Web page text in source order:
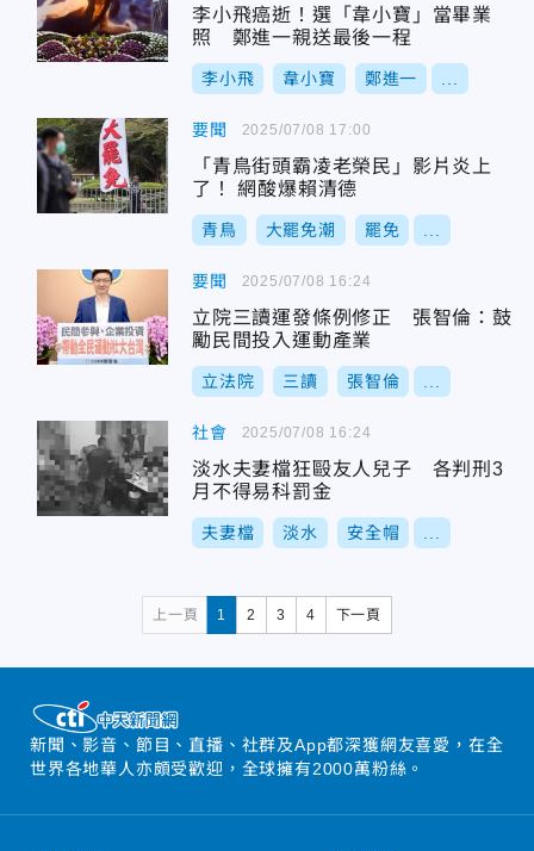
李小飛癌逝！選「韋小寶」當畢業
照 鄭進一親送最後一程
李小飛 韋小寶 鄭進一
要聞
「青鳥街頭霸凌老榮民」影片炎上
了！ 網酸爆賴清德
青鳥 大罷免潮 罷免
2025/07/08 17:00
要聞
立院三讀運發條例修正 張智倫：鼓
勵民間投入運動產業
立法院 三讀 張智倫
2025/07/08 16:24
社會
淡水夫妻檔狂毆友人兒子 各判刑3
月不得易科罰金
夫妻檔 淡水 安全帽
2025/07/08 16:24
上一頁 1 2 3 4 下一頁
新聞、影音、節目、直播、社群及App都深獲網友喜愛，在全
世界各地華人亦頗受歡迎，全球擁有2000萬粉絲。